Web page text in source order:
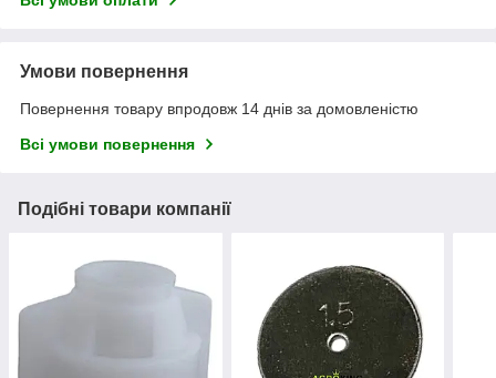
Умови повернення
Повернення товару впродовж 14 днів за домовленістю
Всі умови повернення
Подібні товари компанії